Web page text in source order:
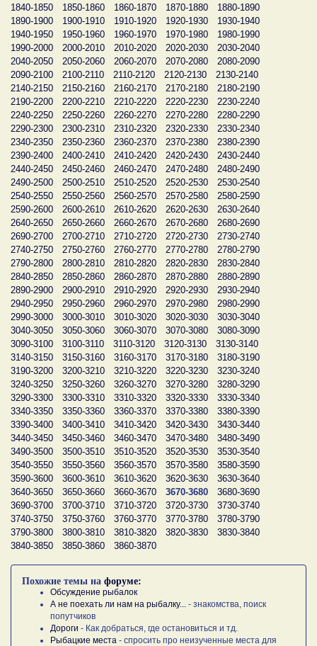
1840-1850
1850-1860 1860-1870 1870-1880
1880-1890
1890-1900
1900-1910 1910-1920 1920-1930
1930-1940
1940-1950
1950-1960 1960-1970 1970-1980
1980-1990
1990-2000
2000-2010 2010-2020 2020-2030
2030-2040
2040-2050
2050-2060 2060-2070 2070-2080
2080-2090
2090-2100
2100-2110 2110-2120 2120-2130
2130-2140
2140-2150
2150-2160 2160-2170 2170-2180
2180-2190
2190-2200
2200-2210 2210-2220 2220-2230
2230-2240
2240-2250
2250-2260 2260-2270 2270-2280
2280-2290
2290-2300
2300-2310 2310-2320 2320-2330
2330-2340
2340-2350
2350-2360 2360-2370 2370-2380
2380-2390
2390-2400
2400-2410 2410-2420 2420-2430
2430-2440
2440-2450
2450-2460 2460-2470 2470-2480
2480-2490
2490-2500
2500-2510 2510-2520 2520-2530
2530-2540
2540-2550
2550-2560 2560-2570 2570-2580
2580-2590
2590-2600
2600-2610 2610-2620 2620-2630
2630-2640
2640-2650
2650-2660 2660-2670 2670-2680
2680-2690
2690-2700
2700-2710 2710-2720 2720-2730
2730-2740
2740-2750
2750-2760 2760-2770 2770-2780
2780-2790
2790-2800
2800-2810 2810-2820 2820-2830
2830-2840
2840-2850
2850-2860 2860-2870 2870-2880
2880-2890
2890-2900
2900-2910 2910-2920 2920-2930
2930-2940
2940-2950
2950-2960 2960-2970 2970-2980
2980-2990
2990-3000
3000-3010 3010-3020 3020-3030
3030-3040
3040-3050
3050-3060 3060-3070 3070-3080
3080-3090
3090-3100
3100-3110 3110-3120 3120-3130
3130-3140
3140-3150
3150-3160 3160-3170 3170-3180
3180-3190
3190-3200
3200-3210 3210-3220 3220-3230
3230-3240
3240-3250
3250-3260 3260-3270 3270-3280
3280-3290
3290-3300
3300-3310 3310-3320 3320-3330
3330-3340
3340-3350
3350-3360 3360-3370 3370-3380
3380-3390
3390-3400
3400-3410 3410-3420 3420-3430
3430-3440
3440-3450
3450-3460 3460-3470 3470-3480
3480-3490
3490-3500
3500-3510 3510-3520 3520-3530
3530-3540
3540-3550
3550-3560 3560-3570 3570-3580
3580-3590
3590-3600
3600-3610 3610-3620 3620-3630
3630-3640
3640-3650
3650-3660 3660-3670 3670-3680
3680-3690
3690-3700
3700-3710 3710-3720 3720-3730
3730-3740
3740-3750
3750-3760 3760-3770 3770-3780
3780-3790
3790-3800
3800-3810 3810-3820 3820-3830
3830-3840
3840-3850
3850-3860 3860-3870
Похожие темы на форуме:
Обсуждение рыбалок
А не поехать ли нам на рыбалку...
- знакомства, поиск
попутчиков
Дороги - Как добраться, где остановиться и тд.
Рыбацкие места - спросить про неизученные места для